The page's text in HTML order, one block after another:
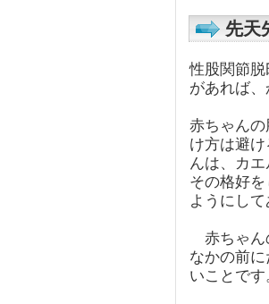
先天
性股関節
があれば
赤ちゃん
け方は避
んは、カ
その格好
ようにし
赤ちゃん
なかの前
いことで